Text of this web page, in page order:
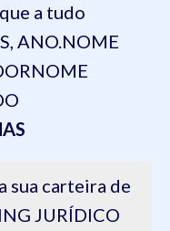
a tudo
ANO.NOME
NOME
sua carteira de
JURÍDICO